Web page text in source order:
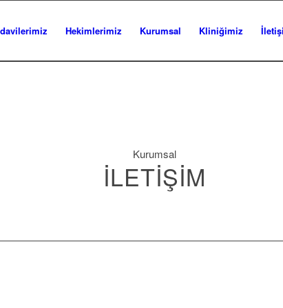
Hekimlerimiz Kurumsal Kliniğimiz
Kurumsal
İLETIŞIM